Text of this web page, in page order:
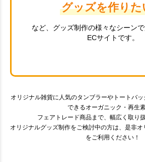
グッズを作りた
など、グッズ制作の様々なシーン
ECサイトです。
オリジナル雑貨に人気のタンブラーやトートバ
できるオーガニック・再生
フェアトレード商品まで、幅広く取り
オリジナルグッズ制作をご検討中の方は、是非
をご利用ください！